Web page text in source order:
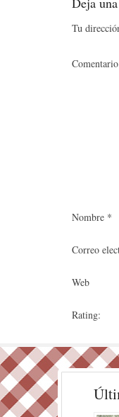
Tu
Comentario
Nombre *
Correo
Web
Rating: